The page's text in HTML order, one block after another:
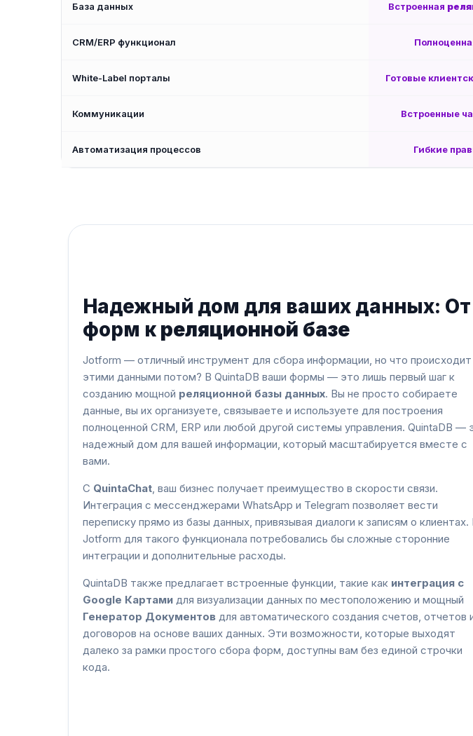
База данных Встроенная
CRM/ERP функционал
White-Label порталы Готовые
Коммуникации Встроенные
Автоматизация процессов Гибкие
Надежный дом для ваших данных: От
форм к реляционной базе
Jotform — отличный инструмент для сбора информации, но что происходит
этими данными потом? В QuintaDB ваши формы — это лишь первый шаг к
созданию мощной реляционной базы данных. Вы не просто собираете
данные, вы их организуете, связываете и используете для построения
полноценной CRM, ERP или любой другой системы управления. QuintaDB —
надежный дом для вашей информации, который масштабируется вместе с
вами.
С QuintaChat, ваш бизнес получает преимущество в скорости связи.
Интеграция с мессенджерами WhatsApp и Telegram позволяет вести
переписку прямо из базы данных, привязывая диалоги к записям о клиентах.
Jotform для такого функционала потребовались бы сложные сторонние
интеграции и дополнительные расходы.
QuintaDB также предлагает встроенные функции, такие как интеграция с
Google Картами для визуализации данных по местоположению и мощный
Генератор Документов для автоматического создания счетов, отчетов
договоров на основе ваших данных. Эти возможности, которые выходят
далеко за рамки простого сбора форм, доступны вам без единой строчки
кода.